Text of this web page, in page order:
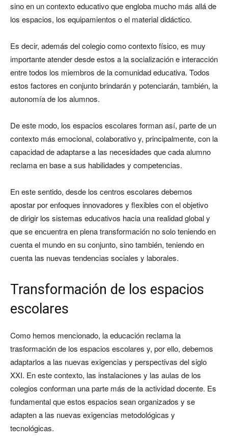
sino en un contexto educativo que engloba mucho más allá de
los espacios, los equipamientos o el material didáctico.
Es decir, además del colegio como contexto físico, es muy
importante atender desde estos a la socialización e interacción
entre todos los miembros de la comunidad educativa. Todos
estos factores en conjunto brindarán y potenciarán, también, la
autonomía de los alumnos.
De este modo, los espacios escolares forman así, parte de un
contexto más emocional, colaborativo y, principalmente, con la
capacidad de adaptarse a las necesidades que cada alumno
reclama en base a sus habilidades y competencias.
En este sentido, desde los centros escolares debemos
apostar por enfoques innovadores y flexibles con el objetivo
de dirigir los sistemas educativos hacia una realidad global y
que se encuentra en plena transformación no solo teniendo en
cuenta el mundo en su conjunto, sino también, teniendo en
cuenta las nuevas tendencias sociales y laborales.
Transformación de los espacios
escolares
Como hemos mencionado, la educación reclama la
trasformación de los espacios escolares y, por ello, debemos
adaptarlos a las nuevas exigencias y perspectivas del siglo
XXI. En este contexto, las instalaciones y las aulas de los
colegios conforman una parte más de la actividad docente. Es
fundamental que estos espacios sean organizados y se
adapten a las nuevas exigencias metodológicas y
tecnológicas.